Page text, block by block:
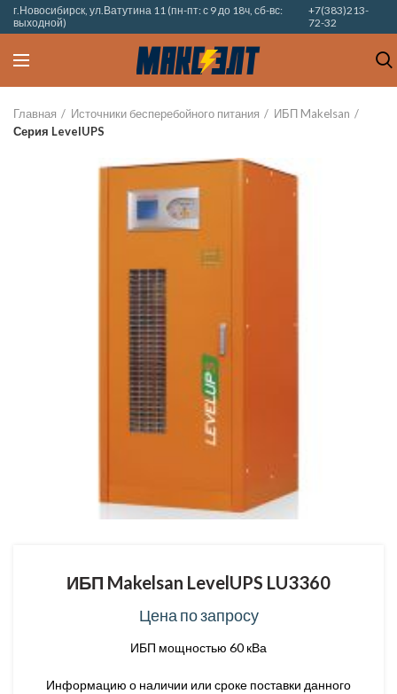
г.Новосибирск, ул.Ватутина 11 (пн-пт: с 9 до 18ч, сб-вс:
выходной)
+7(383)213-
72-32
Главная Источники бесперебойного питания
ИБП Makelsan
Серия LevelUPS
ИБП Makelsan LevelUPS LU3360
Цена по запросу
ИБП мощностью 60 кВа
Информацию о наличии или сроке поставки данного